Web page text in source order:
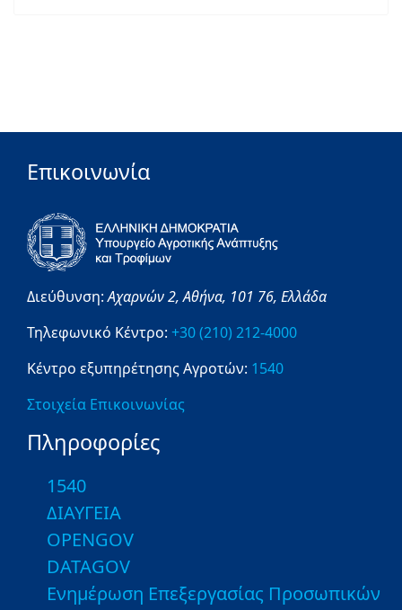
Επικοινωνία
Διεύθυνση:Αχαρνών 2,Αθήνα, 101 76, Ελλάδα
Τηλεφωνικό Κέντρο: +30 (210) 212-4000
Κέντρο εξυπηρέτησης Αγροτών: 1540
Στοιχεία Επικοινωνίας
Πληροφορίες
1540
ΔΙΑΥΓΕΙΑ
OPENGOV
DATAGOV
Ενημέρωση Επεξεργασίας Προσωπικών